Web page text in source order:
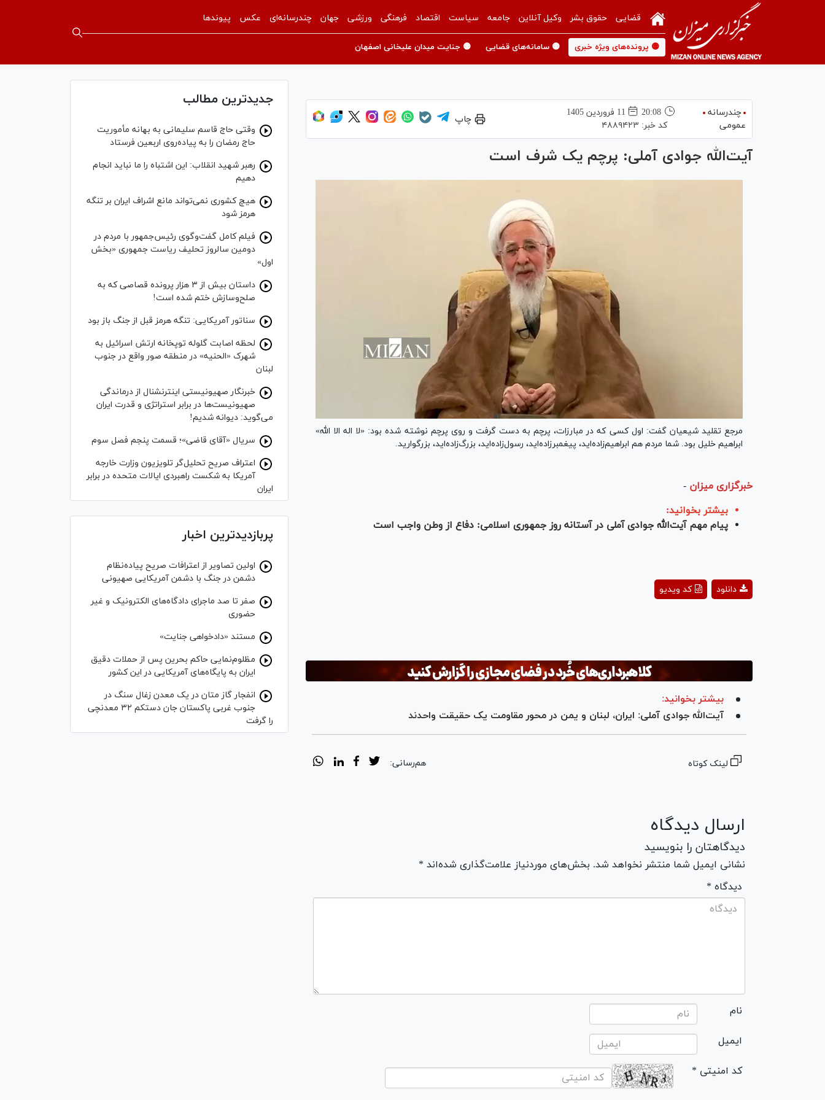
قضایی حقوق بشر وکیل آنلاین جامعه سیاست اقتصاد فرهنگی ورزشی جهان چندرسانه‌ای عکس پیوندها
🟡 پرونده‌های ویژه خبری 🟡 سامانه‌های قضایی 🟡 جنایت میدان علیخانی اصفهان
چندرسانه
عمومی
20:08
11 فروردين 1405
کد خبر: ۴۸۸۹۴۲۳
چاپ
آیت‌الله جوادی آملی: پرچم یک شرف است
مرجع تقلید شیعیان گفت: اول کسی که در مبارزات، پرچم به دست گرفت و روی پرچم نوشته شده بود: «لا اله الا الله»
ابراهیم خلیل بود. شما مردم هم ابراهیم‌زاده‌اید، پیغمبرزاده‌اید، رسول‌زاده‌اید، بزرگ‌زاده‌اید، بزرگوارید.
خبرگزاری میزان -
بیشتر بخوانید:
پیام مهم آیت‌الله جوادی آملی در آستانه روز جمهوری اسلامی: دفاع از وطن واجب است
کد ویدیو دانلود
بیشتر بخوانید:
آیت‌الله جوادی آملی: ایران، لبنان و یمن در محور مقاومت یک حقیقت واحدند
لینک کوتاه هم‌رسانی:
ارسال دیدگاه
دیدگاهتان را بنویسید
نشانی ایمیل شما منتشر نخواهد شد. بخش‌های موردنیاز علامت‌گذاری شده‌اند *
* دیدگاه
نام
ایمیل
* کد امنیتی
جدیدترین مطالب
وقتی حاج قاسم سلیمانی به بهانه مأموریت
حاج رمضان را به پیاده‌روی اربعین فرستاد
رهبر شهید انقلاب: این اشتباه را ما نباید انجام
دهیم
هیچ کشوری نمی‌تواند مانع اشراف ایران بر تنگه
هرمز شود
فیلم کامل گفت‌وگوی رئیس‌جمهور با مردم در
دومین سالروز تحلیف ریاست جمهوری «بخش
اول»
داستان بیش از ۳ هزار پرونده قصاصی که به
صلح‌وسازش ختم شده است!
سناتور آمریکایی: تنگه هرمز قبل از جنگ باز بود
لحظه اصابت گلوله توپخانه ارتش اسرائیل به
شهرک «الحنیه» در منطقه صور واقع در جنوب
لبنان
خبرنگار صهیونیستی اینترنشنال از درماندگی
صهیونیست‌ها در برابر استراتژی و قدرت ایران
می‌گوید: دیوانه شدیم!
سریال «آقای قاضی»؛ قسمت پنجم فصل سوم
اعتراف صریح تحلیل‌گر تلویزیون وزارت خارجه
آمریکا به شکست راهبردی ایالات متحده در برابر
ایران
پربازدیدترین اخبار
اولین تصاویر از اعترافات صریح پیاده‌نظام‌
دشمن در جنگ با دشمن آمریکایی صهیونی
صفر تا صد ماجرای دادگاه‌های الکترونیک و غیر
حضوری
مستند «دادخواهی جنایت»
مظلوم‌نمایی حاکم بحرین پس از حملات دقیق
ایران به پایگاه‌های آمریکایی در این کشور
انفجار گاز متان در یک معدن زغال سنگ در
جنوب غربی پاکستان جان دستکم ۳۲ معدنچی
را گرفت